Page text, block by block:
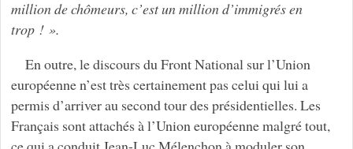
million de chômeurs, c’est un million d’immigrés en
trop ! ».
En outre, le discours du Front National sur l’Union
européenne n’est très certainement pas celui qui lui a
permis d’arriver au second tour des présidentielles. Les
Français sont attachés à l’Union européenne malgré tout,